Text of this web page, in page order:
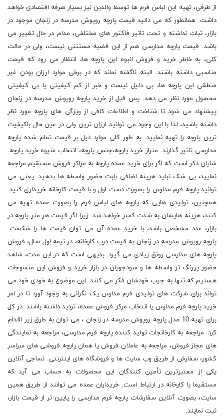
از طرفی، تهیه این لباس فرم ها توسط والدین نیز بسیار صرفه اقتصادی خواهد
داشت. همانطور که می دانید قیمت پارچه روپوش مدرسه در زنجان موجود در
بازار، ثبات نداشته و تحت تاثیر فاکتور های مختلفی، مدام در حال تغییر می
باشد. قیمت پارچه مدارسی هم از این قضیه مستثنی نیست، ولی در حالت
کلی، به خاطر خرید و فروش انبوه این پارچه ها، انتظار می رود که قیمت
مناسبی داشته باشند. البته ناگفته نماند که در برخی موارد ارزان بودن غیر
منطقی این پارچه ها، بی دلیل نیست و خبر از کم کیفیتی یا بی کیفیتی
محصول مورد نظر می دهد. پس قبل از خرید پارچه روپوش مدرسه در زنجان
پیشنهاد می شود تا شناخت و اطلاعات کافی از ویژگی های پارچه مورد نظر
داشته باشید، لذا با این وجود می توانید ارزان ترین ولی در عین حال باکیفیت
ترین پارچه را تهیه نمایید. به طور کلی موارد ذیل بر قیمت تمام شده پارچه
مدارسی تاثیر گذارند. متراژ خرید پارچه،جنس پارچه، انتخاب شیوه خرید پارچه.
شایان ذکر است که اگر برای خرید عمده پارچه به مراکز فروش مستقیم مراجعه
نمایید، بی شک نباید هزینه اضافی بابت حضور واسطه ها بدهید. یعنی می
توانید پارچه فرم مدارس را بصورت دست اول و با قیمت کارخانه خریداری کنید.
همچنین، تولیدی هایی که پارچه های لباس فرم را بصورت عمده تهیه می
کنند، هزینه هایشان به شدت کمتر خواهد شد. زیرا اگر قیمت هر متر پارچه در
بازار، عدد مشخصی باشد، با خرید عمده آن می توان قیمت ها را شکست.
پارچه روپوش مدرسه در زنجان به قیمت درب کارخانه، در نیمه اول سال، فروش
پارچه های مدارسی رونق زیادی می گیرد. بدیهی است که در این مدت، شاهد
حضور پررنگ تر واسطه ها و سودجویان در بازار خرید و فروش این منسوجات
هستیم که تنها به جیب خودشان فکر می کنند. این موضوع به خودی خود می
تواند برای شرکت های تولیدی فرم مدارس یک نگرانی به وجود آورد تا در امر
خرید پارچه فرم مدارس یا انتخاب مرکز فروش عمده، تردید داشته باشند. در کل
برای تهیه 10 مدل پارچه روپوش مدرسه در زنجان ، می توان به طرق زیر اقدام
کرد. مراجعه به کارخانجات تولید کننده پارچه فرم مدارسی، مراجعه به نمایندگی
های مجاز فروش، مراجعه به عاملان فروش یا همان پارچه فروشی های سراسر
کشور، سفارش از طریق وب سایت ها و فروشگاه های اینترنتی. نساجی آنلاین
یکی از معتبرترین تأمین کنندگان این محصولات به حساب می آید که
مستقیما با کارخانه در ارتباط است. خریداران عمده می توانند از طریق همین
سایت، بصورت آنلاین سفارشات پارچه فرم مدارسی را پایین تر از قیمت بازار،
ثبت نمایند.